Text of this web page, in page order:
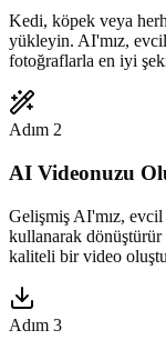
Kedi, köpek veya
yükleyin. AI'mız, evcil
fotoğraflarla en iyi
Adım 2
AI Videonuzu
Gelişmiş AI'mız, evcil
kullanarak dönüştürür
kaliteli bir video
Adım 3